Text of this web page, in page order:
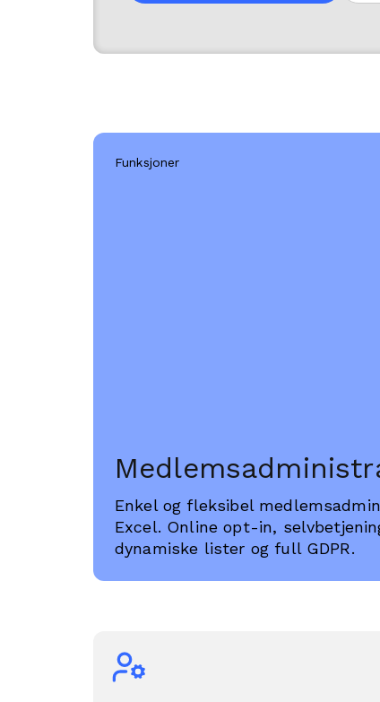
Funksjoner
Enkel og fleksibel
Excel. Online opt-in,
dynamiske lister og full GDPR.